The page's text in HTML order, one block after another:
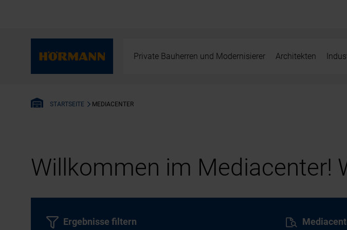
Private Bauherren und Modernisierer Architekten
STARTSEITE MEDIACENTER
Willkommen im Mediacenter!
Ergebnisse filtern